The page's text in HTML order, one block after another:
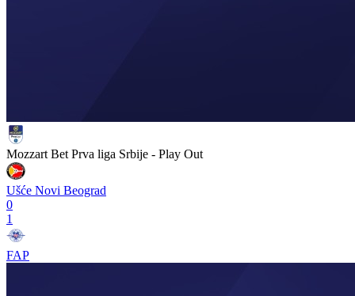
Mozzart Bet Prva liga Srbije - Play Out
Ušće Novi Beograd
0
1
FAP